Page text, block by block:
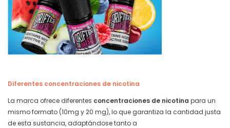
Diferentes concentraciones de nicotina
La marca ofrece diferentes concentraciones de nicotina para un
mismo formato (10mg y 20 mg), lo que garantiza la cantidad justa
de esta sustancia, adaptándose tanto a